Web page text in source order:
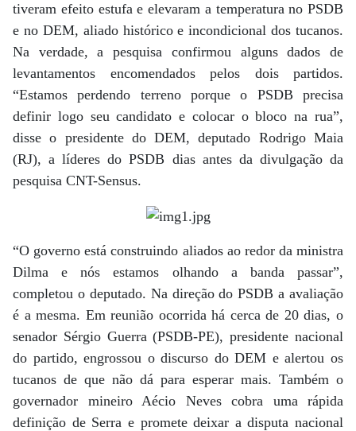
tiveram efeito estufa e elevaram a temperatura no PSDB
e no DEM, aliado histórico e incondicional dos tucanos.
Na verdade, a pesquisa confirmou alguns dados de
levantamentos encomendados pelos dois partidos.
“Estamos perdendo terreno porque o PSDB precisa
definir logo seu candidato e colocar o bloco na rua”,
disse o presidente do DEM, deputado Rodrigo Maia
(RJ), a líderes do PSDB dias antes da divulgação da
pesquisa CNT-Sensus.
“O governo está construindo aliados ao redor da ministra
Dilma e nós estamos olhando a banda passar”,
completou o deputado. Na direção do PSDB a avaliação
é a mesma. Em reunião ocorrida há cerca de 20 dias, o
senador Sérgio Guerra (PSDB-PE), presidente nacional
do partido, engrossou o discurso do DEM e alertou os
tucanos de que não dá para esperar mais. Também o
governador mineiro Aécio Neves cobra uma rápida
definição de Serra e promete deixar a disputa nacional